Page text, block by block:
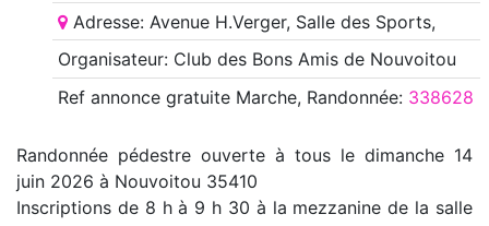
Adresse: Avenue H.Verger, Salle des Sports,
Organisateur: Club des Bons Amis de Nouvoitou
Ref annoncegratuite Marche, Randonnée: 338628
Randonnée pédestre ouverte à tous le dimanche 14
juin 2026 à Nouvoitou 35410
Inscriptions de 8 h à 9 h 30 à la mezzanine de la salle